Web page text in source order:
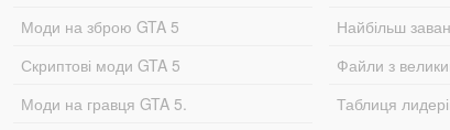
Моди на зброю GTA 5
Скриптові моди GTA 5
Моди на гравця GTA 5.
Найбільш
Файли з
Таблиця